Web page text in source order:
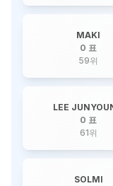
MAKI
0 표
59위
LEE
0 표
61위
SOLMI